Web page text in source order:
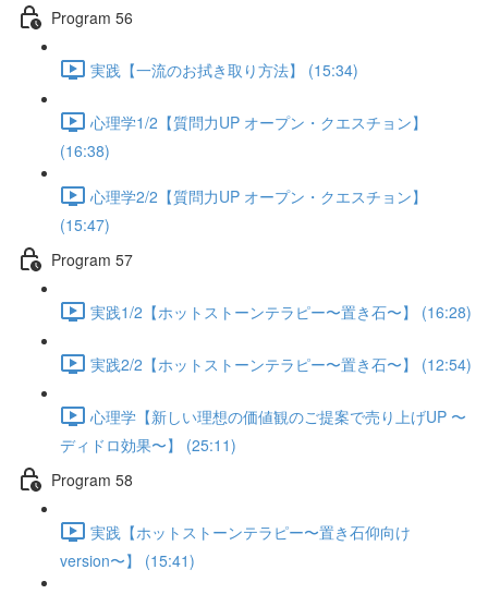
Program 56
実践【一流のお拭き取り方法】 (15:34)
心理学1/2【質問力UP オープン・クエスチョン】
(16:38)
心理学2/2【質問力UP オープン・クエスチョン】
(15:47)
Program 57
実践1/2【ホットストーンテラピー〜置き石〜】 (16:28)
実践2/2【ホットストーンテラピー〜置き石〜】 (12:54)
心理学【新しい理想の価値観のご提案で売り上げUP 〜
ディドロ効果〜】 (25:11)
Program 58
実践【ホットストーンテラピー〜置き石仰向け
version〜】 (15:41)